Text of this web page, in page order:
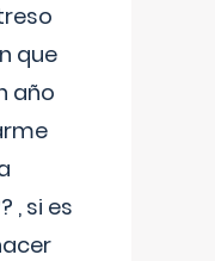
que
año
, si es